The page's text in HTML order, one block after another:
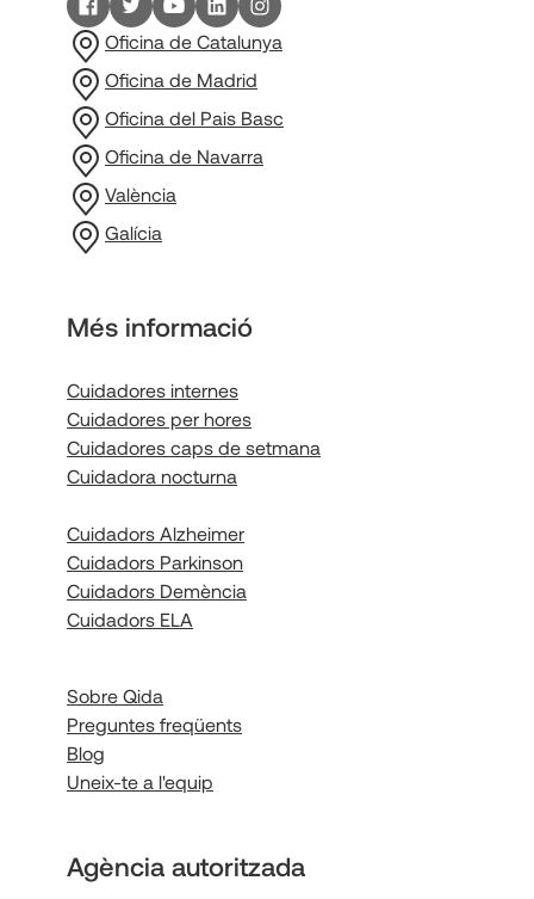
Oficina de Catalunya
Oficina de Madrid
Oficina del Pais Basc
Oficina de Navarra
València
Galícia
Més informació
Cuidadores internes
Cuidadores per hores
Cuidadores caps de setmana
Cuidadora nocturna
Cuidadors Alzheimer
Cuidadors Parkinson
Cuidadors Demència
Cuidadors ELA
Sobre Qida
Preguntes freqüents
Blog
Uneix-te a l'equip
Agència autoritzada